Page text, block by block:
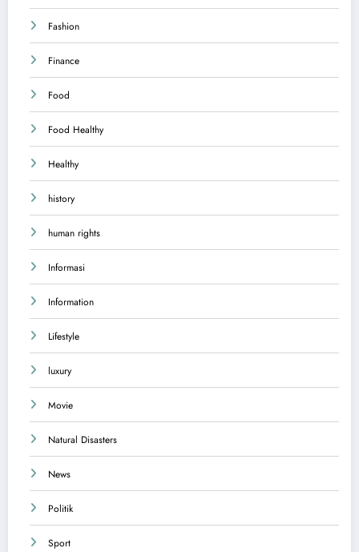
Fashion
Finance
Food
Food Healthy
Healthy
history
human rights
Informasi
Information
Lifestyle
luxury
Movie
Natural Disasters
News
Politik
Sport